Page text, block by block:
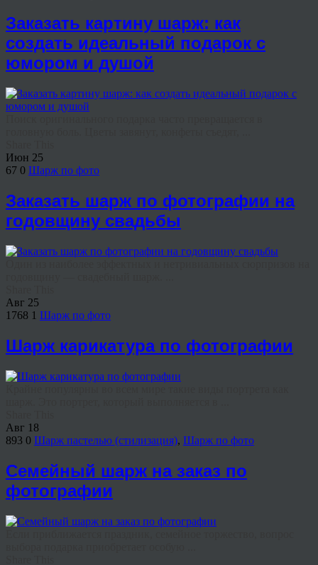
Заказать картину шарж: как
создать идеальный подарок с
юмором и душой
Июн 25
67 0 Шарж по фото
Заказать шарж по фотографии на
годовщину свадьбы
Авг 25
1768 1 Шарж по фото
Шарж карикатура по фотографии
Авг 18
893 0 Шарж пастелью (стилизация), Шарж по фото
Семейный шарж на заказ по
фотографии